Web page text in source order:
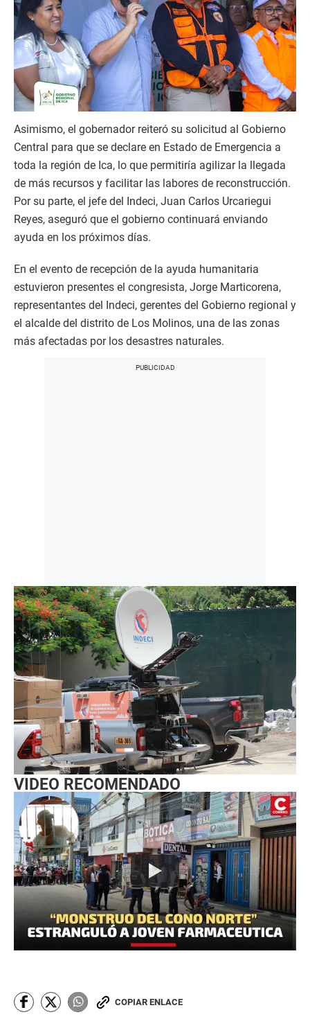
Asimismo, el gobernador reiteró su solicitud al Gobierno
Central para que se declare en Estado de Emergencia a
toda la región de Ica, lo que permitiría agilizar la llegada
de más recursos y facilitar las labores de reconstrucción.
Por su parte, el jefe del Indeci, Juan Carlos Urcariegui
Reyes, aseguró que el gobierno continuará enviando
ayuda en los próximos días.
En el evento de recepción de la ayuda humanitaria
estuvieron presentes el congresista, Jorge Marticorena,
representantes del Indeci, gerentes del Gobierno regional y
el alcalde del distrito de Los Molinos, una de las zonas
más afectadas por los desastres naturales.
VIDEO RECOMENDADO
COPIAR ENLACE